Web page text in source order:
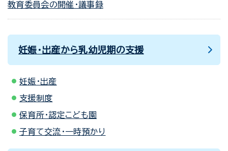
教育委員会の開催・議事録
妊娠・出産から乳幼児期の支援
妊娠・出産
支援制度
保育所・認定こども園
子育て交流・一時預かり